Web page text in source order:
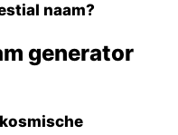
naam?
generator